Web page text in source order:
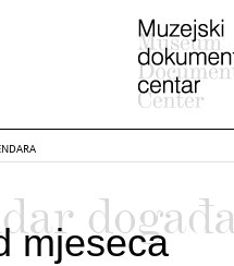
mjeseca